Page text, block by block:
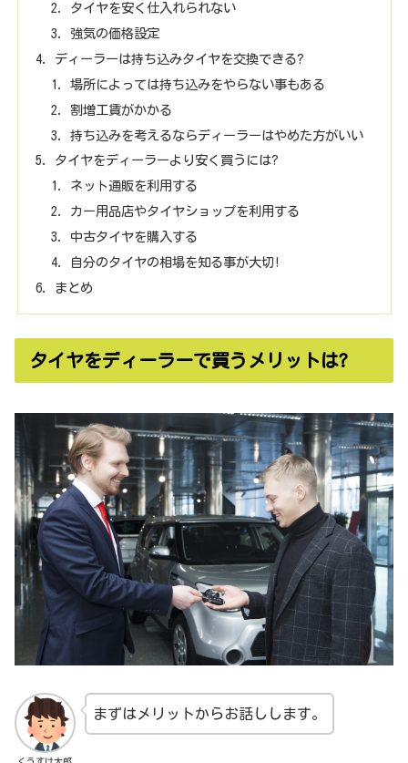
タイヤを安く仕入れられない
強気の価格設定
ディーラーは持ち込みタイヤを交換できる?
場所によっては持ち込みをやらない事もある
割増工賃がかかる
持ち込みを考えるならディーラーはやめた方がいい
タイヤをディーラーより安く買うには?
ネット通販を利用する
カー用品店やタイヤショップを利用する
中古タイヤを購入する
自分のタイヤの相場を知る事が大切!
まとめ
タイヤをディーラーで買うメリットは?
まずはメリットからお話しします。